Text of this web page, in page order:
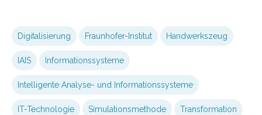
Digitalisierung Fraunhofer-Institut Handwerkszeug
IAIS Informationssysteme
Intelligente Analyse- und Informationssysteme
IT-Technologie Simulationsmethode Transformation